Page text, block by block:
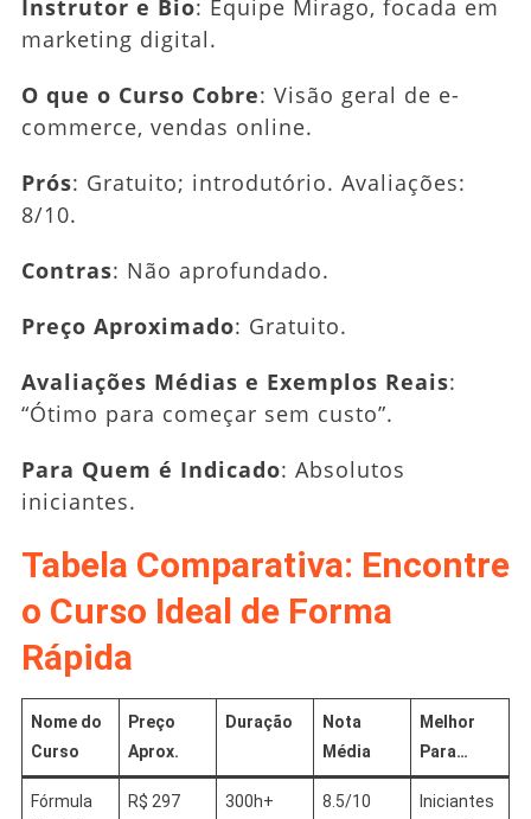
Instrutor e Bio: Equipe Mirago, focada em
marketing digital.
O que o Curso Cobre: Visão geral de e-
commerce, vendas online.
Prós: Gratuito; introdutório. Avaliações:
8/10.
Contras: Não aprofundado.
Preço Aproximado: Gratuito.
Avaliações Médias e Exemplos Reais:
“Ótimo para começar sem custo”.
Para Quem é Indicado: Absolutos
iniciantes.
Tabela Comparativa: Encontre
o Curso Ideal de Forma
Rápida
Nome do
Curso
Preço
Aprox.
Duração
Nota
Média
Melhor
Para…
Fórmula
R$ 297 300h+ 8.5/10
Iniciantes